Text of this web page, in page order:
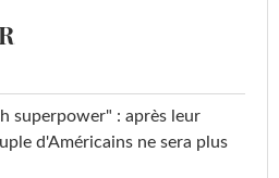
superpower" : après leur
d'Américains ne sera plus